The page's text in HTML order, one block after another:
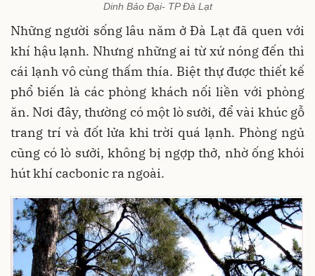
Dinh Bảo Đại- TP Đà Lạt
Những người sống lâu năm ở Đà Lạt đã quen với
khí hậu lạnh. Nhưng những ai từ xứ nóng đến thì
cái lạnh vô cùng thấm thía. Biệt thự được thiết kế
phổ biến là các phòng khách nối liền với phòng
ăn. Nơi đây, thường có một lò sưởi, để vài khúc gỗ
trang trí và đốt lửa khi trời quá lạnh. Phòng ngủ
cũng có lò sưởi, không bị ngợp thở, nhờ ống khói
hút khí cacbonic ra ngoài.